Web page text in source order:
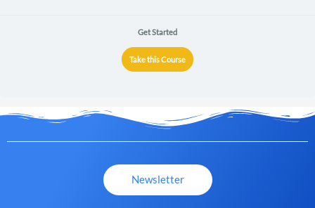
Get Started
Take this Course
Newsletter